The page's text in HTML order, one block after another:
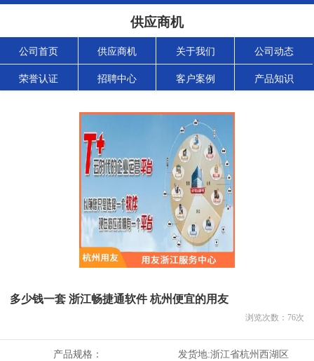
供应商机
公司首页 供应商机 关于我们 公司动态
荣誉认证 招聘中心 客户案例 产品知识
多少钱一套 浙江畅捷通软件 杭州便宜的用友
浏览次数： 76次
产品规格： 发货地:浙江省杭州西湖区